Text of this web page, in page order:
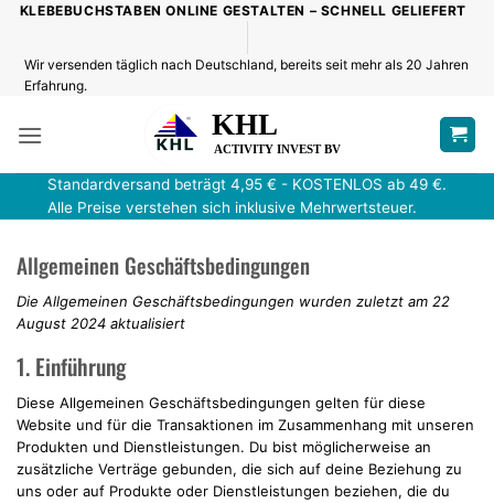
Zum
springen
KLEBEBUCHSTABEN ONLINE GESTALTEN – SCHNELL GELIEFERT
Wir versenden täglich nach Deutschland, bereits seit mehr als 20 Jahren
Erfahrung.
Standardversand beträgt 4,95 € - KOSTENLOS ab 49 €.
Alle Preise verstehen sich inklusive Mehrwertsteuer.
Allgemeinen Geschäftsbedingungen
Die Allgemeinen Geschäftsbedingungen wurden zuletzt am 22
August 2024 aktualisiert
1. Einführung
Diese Allgemeinen Geschäftsbedingungen gelten für diese
Website und für die Transaktionen im Zusammenhang mit unseren
Produkten und Dienstleistungen. Du bist möglicherweise an
zusätzliche Verträge gebunden, die sich auf deine Beziehung zu
uns oder auf Produkte oder Dienstleistungen beziehen, die du